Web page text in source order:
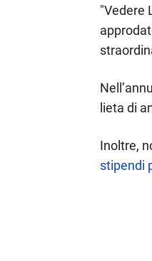
"Vedere
lieta di
Inoltre,
stipendi